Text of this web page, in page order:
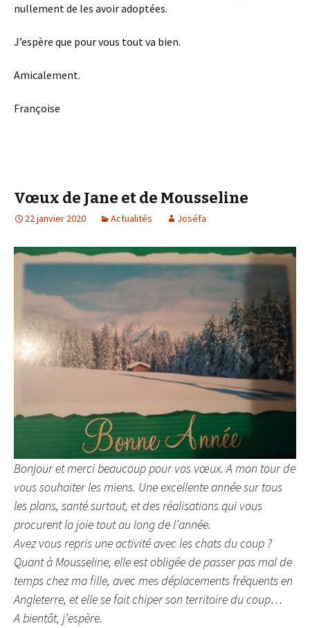
nullement de les avoir adoptées.
J’espère que pour vous tout va bien.
Amicalement.
Françoise
Vœux de Jane et de Mousseline
22 janvier 2020 Actualités Joséfa
Bonjour et merci beaucoup pour vos vœux. A mon tour de
vous souhaiter les miens. Une excellente année sur tous
les plans, santé surtout, et des réalisations qui vous
procurent la joie tout au long de l’année.
Avez vous repris une activité avec les chats du coup ?
Quant à Mousseline, elle est obligée de passer pas mal de
temps chez ma fille, avec mes déplacements fréquents en
Angleterre, et elle se fait chiper son territoire du coup…
A bientôt, j’espère.